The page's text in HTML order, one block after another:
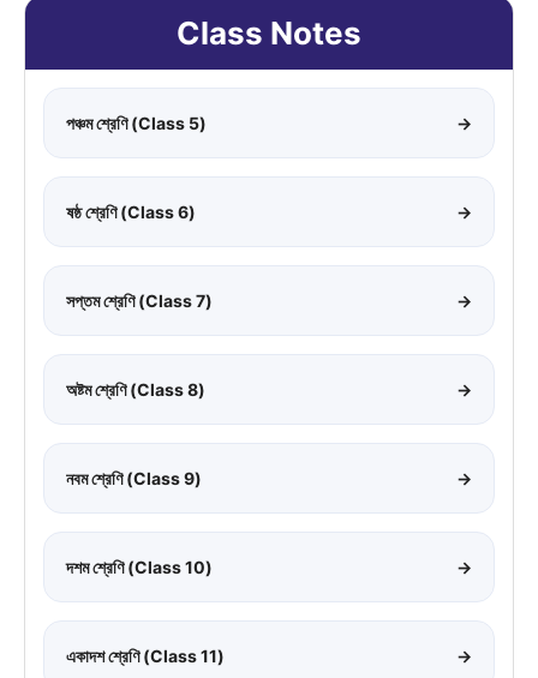
Class Notes
পঞ্চম শ্রেণি (Class 5) →
ষষ্ঠ শ্রেণি (Class 6) →
সপ্তম শ্রেণি (Class 7) →
অষ্টম শ্রেণি (Class 8) →
নবম শ্রেণি (Class 9) →
দশম শ্রেণি (Class 10) →
একাদশ শ্রেণি (Class 11) →